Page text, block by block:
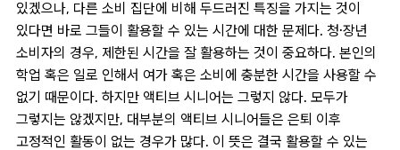
있겠으나, 다른 소비 집단에 비해 두드러진 특징을 가지는 것이
있다면 바로 그들이 활용할 수 있는 시간에 대한 문제다. 청·장년
소비자의 경우, 제한된 시간을 잘 활용하는 것이 중요하다. 본인의
학업 혹은 일로 인해서 여가 혹은 소비에 충분한 시간을 사용할 수
없기 때문이다. 하지만 액티브 시니어는 그렇지 않다. 모두가
그렇지는 않겠지만, 대부분의 액티브 시니어들은 은퇴 이후
고정적인 활동이 없는 경우가 많다. 이 뜻은 결국 활용할 수 있는